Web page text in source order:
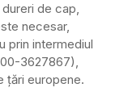
de cap,
necesar,
prin intermediul
3627867),
țări europene.